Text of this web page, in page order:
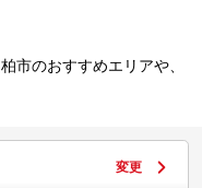
市のおすすめエリアや、
変更